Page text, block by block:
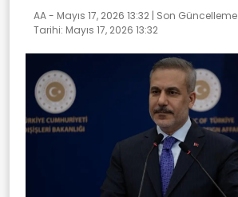
AA - Mayıs 17, 2026 13:32 | Son Güncelleme
Tarihi: Mayıs 17, 2026 13:32